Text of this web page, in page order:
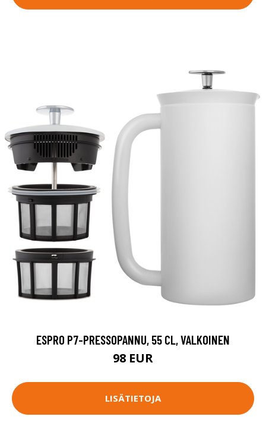
ESPRO P7-PRESSOPANNU, 55 CL, VALKOINEN
98 EUR
LISÄTIETOJA